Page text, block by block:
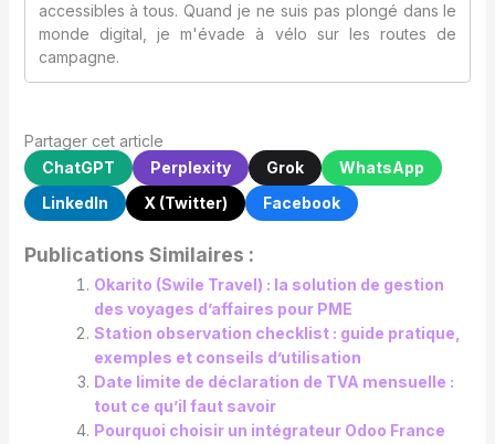
accessibles à tous. Quand je ne suis pas plongé dans le
monde digital, je m'évade à vélo sur les routes de
campagne.
Partager cet article
ChatGPT
Perplexity Grok
WhatsApp
LinkedIn
X (Twitter) Facebook
Publications Similaires :
Okarito (Swile Travel) : la solution de gestion
des voyages d’affaires pour PME
Station observation checklist : guide pratique,
exemples et conseils d’utilisation
Date limite de déclaration de TVA mensuelle :
tout ce qu’il faut savoir
Pourquoi choisir un intégrateur Odoo France